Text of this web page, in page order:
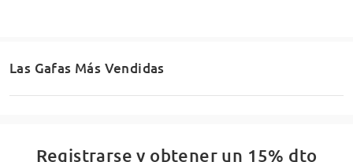
Las Gafas Más Vendidas
Registrarse y obtener un 15% dto